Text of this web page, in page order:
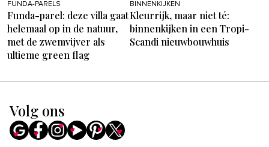
FUNDA-PARELS
Funda-parel: deze villa gaat
helemaal op in de natuur,
met de zwemvijver als
ultieme green flag
BINNENKIJKEN
Kleurrijk, maar niet té:
binnenkijken in een Tropi-
Scandi nieuwbouwhuis
Volg ons